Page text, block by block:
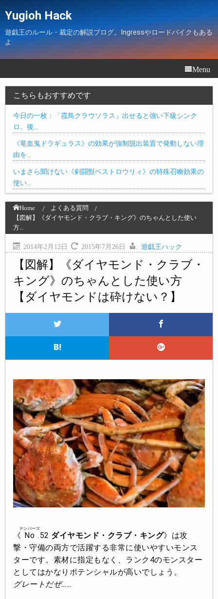
Yugioh Hack
遊戯王のルール・裁定の解説ブログ。Ingressやロードバイクもある
よ
Menu
こちらもおすすめです
今日の一枚：「霞鳥クラウソラス」出せると強い下級シンク
ロ。後…
《竜血鬼ドラギュラス》の効果が強制脱出装置で発動しない理
由を…
いまさら聞けない《剣闘獣ベストロウリィ》の特殊召喚効果の
使い…
Home
よくある質問
【図解】《ダイヤモンド・クラブ・キング》のちゃんとした使い
方…
2014年2月12日 2015年7月26日 : 遊戯王ハック
【図解】《ダイヤモンド・クラブ・
キング》のちゃんとした使い方
【ダイヤモンドは砕けない？】
《 No
ナンバーズ
.52 ダイヤモンド・クラブ・キング》は攻
撃・守備の両方で活躍する非常に使いやすいモンス
ターです。素材に指定もなく、ランク4のモンスター
としてはかなりポテンシャルが高いでしょう。
グレートだぜ……